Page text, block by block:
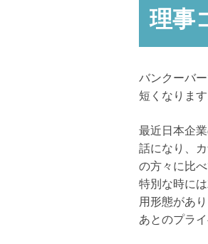
理事
バンクーバ
短くなりま
最近日本企
話になり、
の方々に比
特別な時に
用形態があ
あとのプラ